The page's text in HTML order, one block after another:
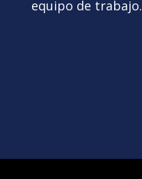
equipo de trabajo.